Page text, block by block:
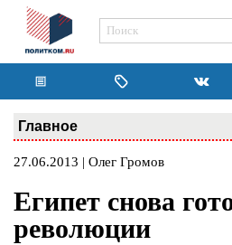
Главное
27.06.2013 | Олег Громов
Египет снова
революции